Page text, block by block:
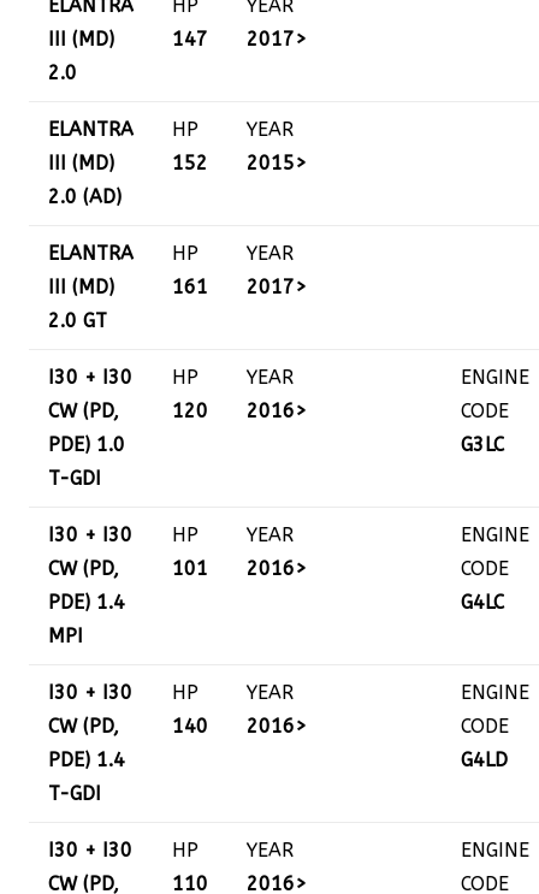
ELANTRA
III (MD)
2.0
HP
147
YEAR
2017>
ELANTRA
III (MD)
2.0 (AD)
HP
152
YEAR
2015>
ELANTRA
III (MD)
2.0 GT
HP
161
YEAR
2017>
I30 + I30
CW (PD,
PDE) 1.0
T-GDI
HP
120
YEAR
2016>
ENGINE
CODE
G3LC
I30 + I30
CW (PD,
PDE) 1.4
MPI
HP
101
YEAR
2016>
ENGINE
CODE
G4LC
I30 + I30
CW (PD,
PDE) 1.4
T-GDI
HP
140
YEAR
2016>
ENGINE
CODE
G4LD
I30 + I30
CW (PD,
HP
110
YEAR
2016>
ENGINE
CODE